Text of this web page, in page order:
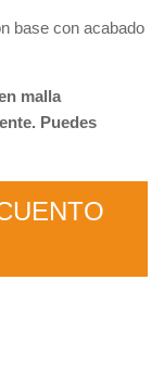
base con acabado
malla
Puedes